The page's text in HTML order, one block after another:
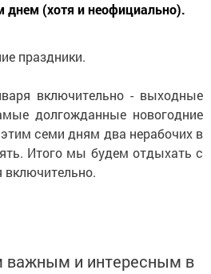
(хотя и неофициально).
праздники.
включительно - выходные
долгожданные новогодние
семи дням два нерабочих в
Итого мы будем отдыхать с
включительно.
важным и интересным в